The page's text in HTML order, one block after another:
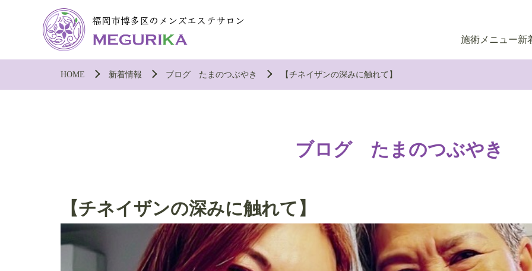
施術メニュー新
HOME 新着情報 ブログ たまのつぶやき 【チネイザンの深みに触れて】
ブログ たまのつぶやき
【チネイザンの深みに触れて】